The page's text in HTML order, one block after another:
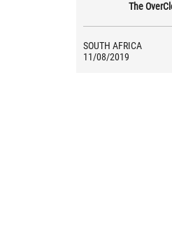
The
SOUTH AFRICA
11/08/2019